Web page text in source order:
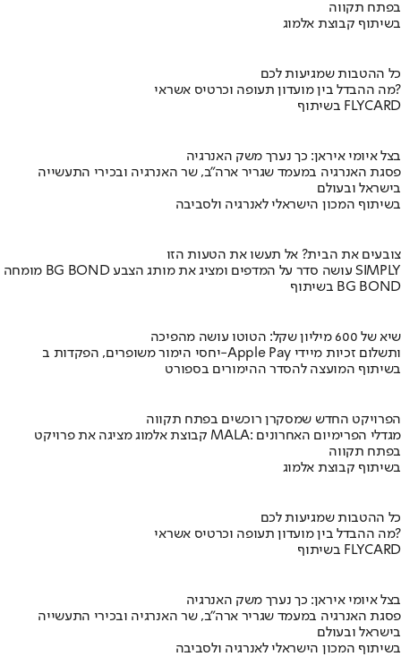
בפתח תקווה
בשיתוף קבוצת אלמוג
כל ההטבות שמגיעות לכם
מה ההבדל בין מועדון תעופה וכרטיס אשראי?
בשיתוף FLYCARD
בצל איומי איראן: כך נערך משק האנרגיה
פסגת האנרגיה במעמד שגריר ארה"ב, שר האנרגיה ובכירי התעשייה
בישראל ובעולם
בשיתוף המכון הישראלי לאנרגיה ולסביבה
צובעים את הבית? אל תעשו את הטעות הזו
מומחה BG BOND עושה סדר על המדפים ומציג את מותג הצבע SIMPLY
בשיתוף BG BOND
שיא של 600 מיליון שקל: הטוטו עושה מהפיכה
יחסי הימור משופרים, הפקדות ב-Apple Pay ותשלום זכיות מיידי
בשיתוף המועצה להסדר ההימורים בספורט
הפרויקט החדש שמסקרן רוכשים בפתח תקווה
קבוצת אלמוג מציגה את פרויקט MALA: מגדלי הפרימיום האחרונים
בפתח תקווה
בשיתוף קבוצת אלמוג
כל ההטבות שמגיעות לכם
מה ההבדל בין מועדון תעופה וכרטיס אשראי?
בשיתוף FLYCARD
בצל איומי איראן: כך נערך משק האנרגיה
פסגת האנרגיה במעמד שגריר ארה"ב, שר האנרגיה ובכירי התעשייה
בישראל ובעולם
בשיתוף המכון הישראלי לאנרגיה ולסביבה